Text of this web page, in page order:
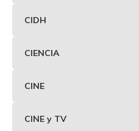
CIDH
CIENCIA
CINE
CINE y TV